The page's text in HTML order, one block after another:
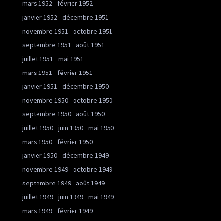
mars 1952
février 1952
janvier 1952 décembre 1951
novembre 1951
octobre 1951
septembre 1951
août 1951
juillet 1951
mai 1951
mars 1951
février 1951
janvier 1951
décembre 1950
novembre 1950 octobre 1950
septembre 1950 août 1950
juillet 1950 juin 1950 mai 1950
mars 1950
février 1950
janvier 1950 décembre 1949
novembre 1949 octobre 1949
septembre 1949 août 1949
juillet 1949 juin 1949 mai 1949
mars 1949
février 1949